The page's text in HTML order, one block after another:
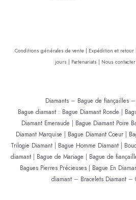
Conditions générales de vente | Expédition et retour |
jours |
Partenariats | Nous contacter |
Diamants– Bague de fiançailles–
Bague diamant : Bague Diamant Ronde |
Diamant Emeraude | Bague Diamant Poire
Diamant Marquise | Bague Diamant Coeur|
Trilogie Diamant| Bague Homme Diamant|
diamant | Bague de Mariage | Bague de
Bagues Pierres Précieuses| Bague En
diamant – Bracelets Diamant –